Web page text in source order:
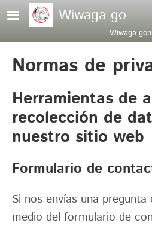
Pasar al contenido principal
Wiwaga go
Wiwaga
Normas de
Herramientas de
recolección de
nuestro sitio web
Formulario de
Si nos envías una
medio del formulario de